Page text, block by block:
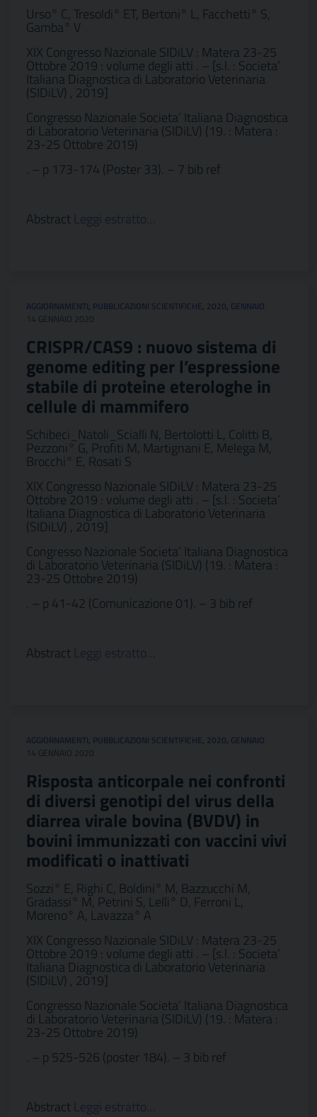
Urso° C, Tresoldi° ET, Bertoni° L, Facchetti° S,
Gamba° V
XIX Congresso Nazionale SIDiLV : Matera 23-25
Ottobre 2019 : volume degli atti . – [s.l. : Societa’
Italiana Diagnostica di Laboratorio Veterinaria
(SIDiLV) , 2019]
Congresso Nazionale Societa’ Italiana Diagnostica
di Laboratorio Veterinaria (SIDiLV) (19. : Matera :
23-25 Ottobre 2019)
. – p 173-174 (Poster 33). – 7 bib ref
Abstract Leggi estratto…
AGGIORNAMENTI, PUBBLICAZIONI SCIENTIFICHE, 2020, GENNAIO
14 GENNAIO 2020
CRISPR/CAS9 : nuovo sistema di
genome editing per l’espressione
stabile di proteine eterologhe in
cellule di mammifero
Schibeci_Natoli_Scialli N, Bertolotti L, Colitti B,
Pezzoni° G, Profiti M, Martignani E, Melega M,
Brocchi° E, Rosati S
XIX Congresso Nazionale SIDiLV : Matera 23-25
Ottobre 2019 : volume degli atti . – [s.l. : Societa’
Italiana Diagnostica di Laboratorio Veterinaria
(SIDiLV) , 2019]
Congresso Nazionale Societa’ Italiana Diagnostica
di Laboratorio Veterinaria (SIDiLV) (19. : Matera :
23-25 Ottobre 2019)
. – p 41-42 (Comunicazione 01). – 3 bib ref
Abstract Leggi estratto…
AGGIORNAMENTI, PUBBLICAZIONI SCIENTIFICHE, 2020, GENNAIO
14 GENNAIO 2020
Risposta anticorpale nei confronti
di diversi genotipi del virus della
diarrea virale bovina (BVDV) in
bovini immunizzati con vaccini vivi
modificati o inattivati
Sozzi° E, Righi C, Boldini° M, Bazzucchi M,
Gradassi° M, Petrini S, LeIli° D, Ferroni L,
Moreno° A, Lavazza° A
XIX Congresso Nazionale SIDiLV : Matera 23-25
Ottobre 2019 : volume degli atti . – [s.l. : Societa’
Italiana Diagnostica di Laboratorio Veterinaria
(SIDiLV) , 2019]
Congresso Nazionale Societa’ Italiana Diagnostica
di Laboratorio Veterinaria (SIDiLV) (19. : Matera :
23-25 Ottobre 2019)
. – p 525-526 (poster 184). – 3 bib ref
Abstract Leggi estratto…